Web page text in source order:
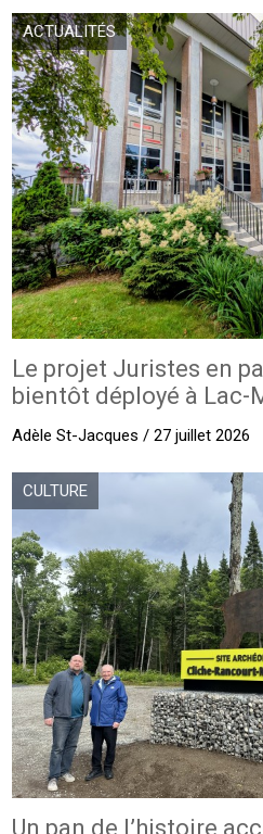
ACTUALITÉS
Le projet Juristes en
bientôt déployé à Lac-
Adèle St-Jacques / 27 juillet 2026
CULTURE
Un pan de l’histoire